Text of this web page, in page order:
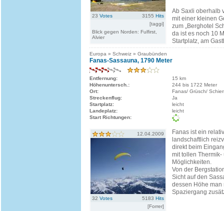
23 Votes 3155 Hits
[taggi]
Blick gegen Norden: Fulfirst,
Alvier
Ab Saxli oberhalb
mit einer kleinen
zum „Berghotel
da ist es noch 10
Startplatz, am
Europa » Schweiz » Graubünden
Fanas-Sassauna, 1790 Meter
Entfernung:
15 km
Höhenuntersch.:
244 bis 1722 Meter
Ort:
Fanas/ Grüsch/
Streckenflug:
Ja
Startplatz:
leicht
Landeplatz:
leicht
Start Richtungen:
12.04.2009
32 Votes 5183 Hits
[Forrer]
Fanas ist ein
landschaftlich
direkt beim
mit tollen
Möglichkeiten.
Von der
Sicht auf den
dessen Höhe man
Spaziergang